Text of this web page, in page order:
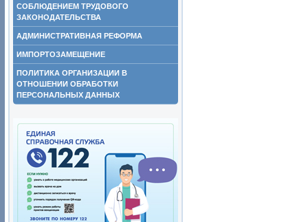
СОБЛЮДЕНИЕМ ТРУДОВОГО
ЗАКОНОДАТЕЛЬСТВА
АДМИНИСТРАТИВНАЯ РЕФОРМА
ИМПОРТОЗАМЕЩЕНИЕ
ПОЛИТИКА ОРГАНИЗАЦИИ В
ОТНОШЕНИИ ОБРАБОТКИ
ПЕРСОНАЛЬНЫХ ДАННЫХ